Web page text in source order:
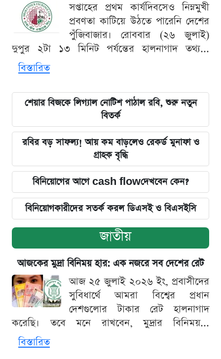
সপ্তাহের প্রথম কার্যদিবসেও নিম্নমুখী
প্রবণতা কাটিয়ে উঠতে পারেনি দেশের
পুঁজিবাজার। রোববার (২৬ জুলাই)
দুপুর ২টা ১৩ মিনিট পর্যন্তের হালনাগাদ তথ্য...
বিস্তারিত
শেয়ার বিজকে লিগ্যাল নোটিশ পাঠাল রবি, শুরু নতুন
বিতর্ক
রবির বড় সাফল্য! আয় কম বাড়লেও রেকর্ড মুনাফা ও
গ্রাহক বৃদ্ধি
বিনিয়োগের আগে cash flowদেখবেন কেন?
বিনিয়োগকারীদের সতর্ক করল ডিএসই ও বিএসইসি
জাতীয়
আজকের মুদ্রা বিনিময় হার: এক নজরে সব দেশের রেট
আজ ২৫ জুলাই ২০২৬ ইং, প্রবাসীদের
সুবিধার্থে আমরা বিশ্বের প্রধান
দেশগুলোর টাকার রেট হালনাগাদ
করেছি। তবে মনে রাখবেন, মুদ্রার বিনিময়...
বিস্তারিত